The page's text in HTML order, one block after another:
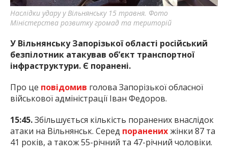
Наслідки удару у Вільнянську 15 травня. Фото
Міністерства розвитку громад та територій
У Вільнянську Запорізької області російський
безпілотник атакував об’єкт транспортної
інфраструктури. Є поранені.
Про це повідомив голова Запорізької обласної
військової адміністрації Іван Федоров.
15:45.Збільшується кількість поранених внаслідок
атаки на Вільнянськ. Серед пораненихжінки 87 та
41 років, а також 55-річний та 47-річний чоловіки.